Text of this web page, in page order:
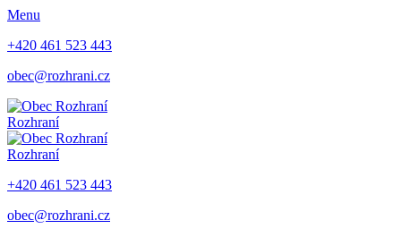
Menu
+420 461 523 443
obec@rozhrani.cz
Rozhraní
Rozhraní
+420 461 523 443
obec@rozhrani.cz